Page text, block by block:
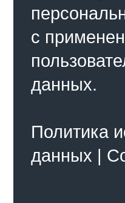
с
данных.
Политика
данных |